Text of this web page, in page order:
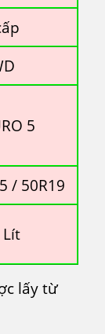
5
/ 50R19
Lít
lấy từ